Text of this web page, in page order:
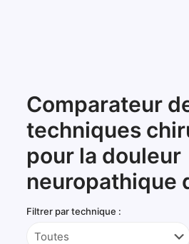
Comparateur
techniques
pour la douleur
neuropathique
Filtrer par technique :